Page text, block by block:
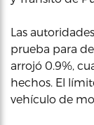
Las
prueba para
arrojó 0.9%,
hechos. El
vehículo de